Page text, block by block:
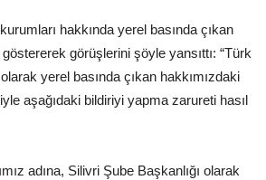
hakkında yerel basında çıkan
görüşlerini şöyle yansıttı: “Türk
yerel basında çıkan hakkımızdaki
aşağıdaki bildiriyi yapma zarureti hasıl
adına, Silivri Şube Başkanlığı olarak